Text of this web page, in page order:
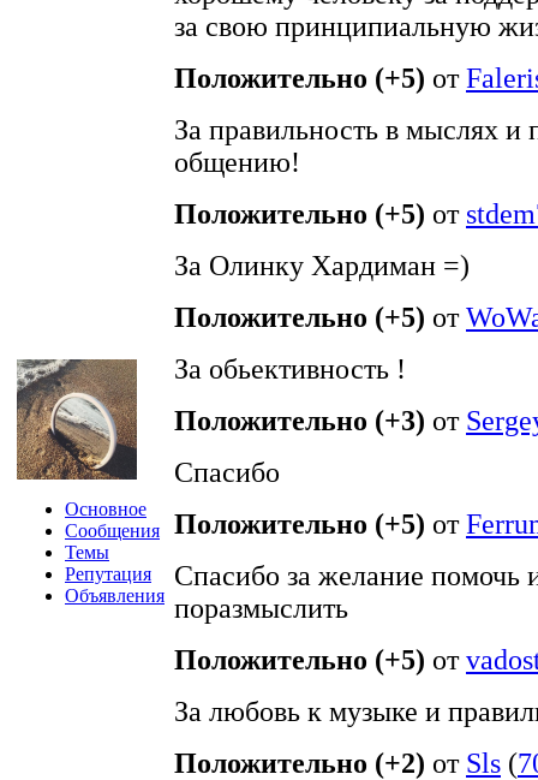
Основное
Сообщения
Темы
Репутация
Объявления
за свою принципиальную
Положительно (+5) от
За правильность в мыслях и
общению!
Положительно (+5) от
За Олинку Хардиман =)
Положительно (+5) от
За обьективность !
Положительно (+3) от
Спасибо
Положительно (+5) от
Спасибо за желание помочь
поразмыслить
Положительно (+5) от
За любовь к музыке и
Положительно (+2) от Sls (